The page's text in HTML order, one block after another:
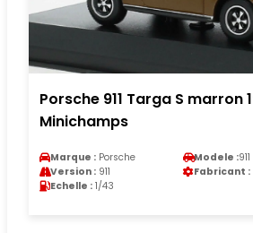
Porsche 911 Targa S marron
Minichamps
Marque : Porsche Modele :911
Version : 911 Fabricant :
Echelle : 1/43